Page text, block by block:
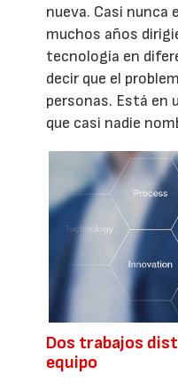
nueva. Casi nunca
muchos años
tecnología en
decir que el
personas. Está en
que casi nadie
Dos trabajos
equipo